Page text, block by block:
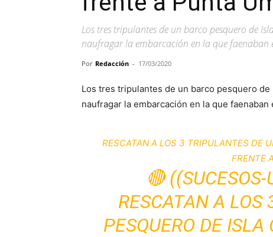
Los tres tripulantes de un barco pesquero de
naufragar la embarcación en la que
Por Redacción - 17/03/2020
Los tres tripulantes de un barco pesquero
naufragar la embarcación en la que
RESCATAN A LOS 3 TRIPULANTES DE
FRENTE
🔴
RESCATAN A LOS
PESQUERO DE